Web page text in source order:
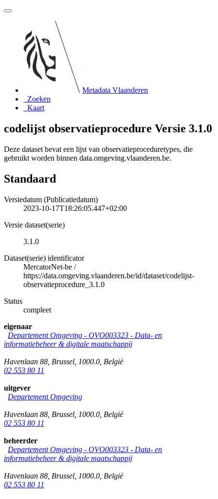
Metadata Vlaanderen
Zoeken
Kaart
codelijst observatieprocedure Versie 3.1.0
Deze dataset bevat een lijst van observatieproceduretypes, die
gebruikt worden binnen data.omgeving.vlaanderen.be.
Standaard
Versiedatum (Publicatiedatum)
2023-10-17T18:26:05.447+02:00
Versie dataset(serie)
3.1.0
Dataset(serie) identificator
MercatorNet-be /
https://data.omgeving.vlaanderen.be/id/dataset/codelijst-
observatieprocedure_3.1.0
Status
compleet
eigenaar
Departement Omgeving - OVO003323 - Data- en
informatiebeheer & digitale maatschappij
Havenlaan 88 Brussel 1000.0 België
02 553 80 11
uitgever
Departement Omgeving
Havenlaan 88 Brussel 1000.0 België
02 553 80 11
beheerder
Departement Omgeving - OVO003323 - Data- en
informatiebeheer & digitale maatschappij
Havenlaan 88 Brussel 1000.0 België
02 553 80 11